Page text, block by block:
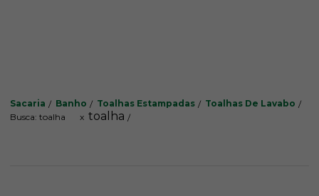
Sacaria Banho Toalhas Estampadas
Toalhas De Lavabo
Busca: toalha
x toalha